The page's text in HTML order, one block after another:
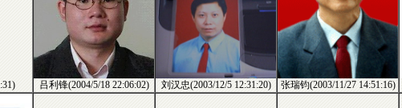
吕利锋(2004/5/18 22:06:02) 刘汉忠(2003/12/5 12:31:20) 张瑞钧(2003/11/27 14:51:16)